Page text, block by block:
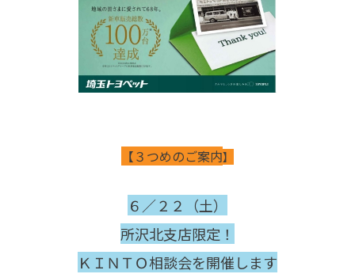
【３つめのご案内】
６／２２（土）
所沢北支店限定！
ＫＩＮＴＯ相談会を開催します